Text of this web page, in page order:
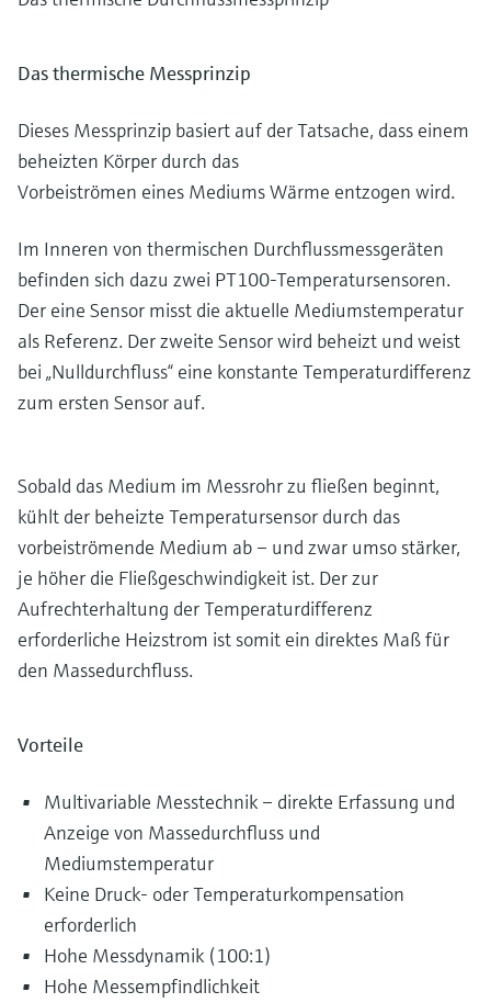
Das thermische Messprinzip
Dieses Messprinzip basiert auf der Tatsache, dass einem
beheizten Körper durch das
Vorbeiströmen eines Mediums Wärme entzogen wird.
Im Inneren von thermischen Durchflussmessgeräten
befinden sich dazu zwei PT100-Temperatursensoren.
Der eine Sensor misst die aktuelle Mediumstemperatur
als Referenz. Der zweite Sensor wird beheizt und weist
bei „Nulldurchfluss“ eine konstante Temperaturdifferenz
zum ersten Sensor auf.
Sobald das Medium im Messrohr zu fließen beginnt,
kühlt der beheizte Temperatursensor durch das
vorbeiströmende Medium ab – und zwar umso stärker,
je höher die Fließgeschwindigkeit ist. Der zur
Aufrechterhaltung der Temperaturdifferenz
erforderliche Heizstrom ist somit ein direktes Maß für
den Massedurchfluss.
Vorteile
Multivariable Messtechnik – direkte Erfassung und
Anzeige von Massedurchfluss und
Mediumstemperatur
Keine Druck- oder Temperaturkompensation
erforderlich
Hohe Messdynamik (100:1)
Hohe Messempfindlichkeit